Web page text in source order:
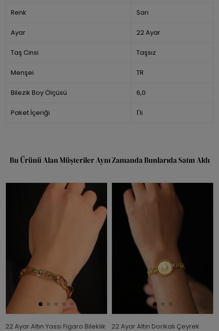
Renk Sarı
Ayar 22 Ayar
Taş Cinsi Taşsız
Menşei TR
Bilezik Boy Ölçüsü 6,0
Paket İçeriği 1'li
Bu Ürünü Alan Müşteriler Aynı Zamanda Bunlarıda Satın Aldı
22 Ayar Altın Yassı Figaro Bileklik
22 Ayar Altın Dorikalı Çeyrek